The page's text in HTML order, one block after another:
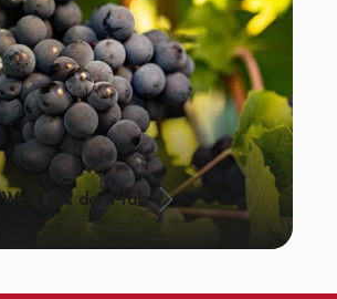
Wein aus der Pfalz